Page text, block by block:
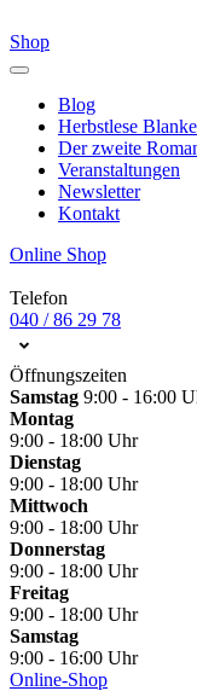
Shop
Blog
Herbstlese
Der zweite
Veranstaltungen
Newsletter
Kontakt
Online Shop
Telefon
040 / 86 29 78
Öffnungszeiten
Samstag 9:00 - 16:00
Montag
9:00 - 18:00 Uhr
Dienstag
9:00 - 18:00 Uhr
Mittwoch
9:00 - 18:00 Uhr
Donnerstag
9:00 - 18:00 Uhr
Freitag
9:00 - 18:00 Uhr
Samstag
9:00 - 16:00 Uhr
Online-Shop